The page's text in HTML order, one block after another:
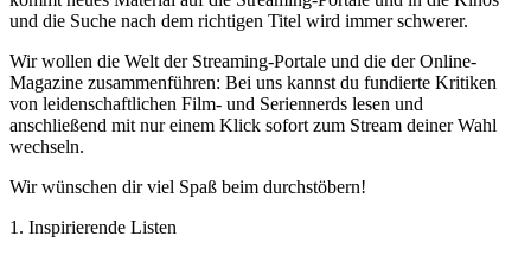
und die Suche nach dem richtigen Titel wird immer schwerer.
Wir wollen die Welt der Streaming-Portale und die der Online-
Magazine zusammenführen: Bei uns kannst du fundierte Kritiken
von leidenschaftlichen Film- und Seriennerds lesen und
anschließend mit nur einem Klick sofort zum Stream deiner Wahl
wechseln.
Wir wünschen dir viel Spaß beim durchstöbern!
1. Inspirierende Listen